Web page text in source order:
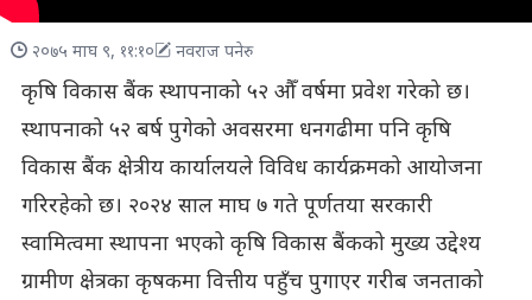
२०७५ माघ ९, ११:१० नवराज पनेरु
कृषि विकास बैंक स्थापनाको ५२ औँ वर्षमा प्रवेश गरेको छ।
स्थापनाको ५२ बर्ष पुगेको अवसरमा धनगढीमा पनि कृषि
विकास बैंक क्षेत्रीय कार्यालयले विविध कार्यक्रमको आयोजना
गरिरहेको छ। २०२४ साल माघ ७ गते पूर्णतया सरकारी
स्वामित्वमा स्थापना भएको कृषि विकास बैंकको मुख्य उद्देश्य
ग्रामीण क्षेत्रका कृषकमा वित्तीय पहुँच पुगाएर गरीब जनताको